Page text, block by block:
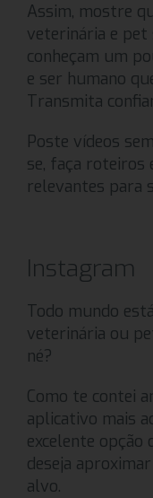
Assim, mostre
veterinária e pet
conheçam um
e ser humano
Transmita
Poste vídeos
se, faça roteiros
relevantes para
Instagram
Todo mundo
veterinária ou
né?
Como te contei
aplicativo mais
excelente opção
deseja
alvo.